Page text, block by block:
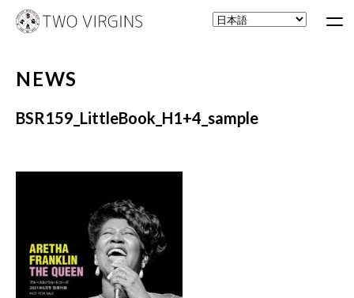
NEWS
BSR159_LittleBook_H1+4_sample